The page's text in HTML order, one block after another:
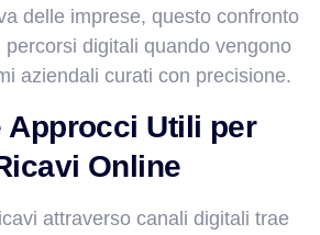
delle imprese, questo confronto
digitali quando vengono
aziendali curati con precisione.
Approcci Utili per
Online
attraverso canali digitali trae